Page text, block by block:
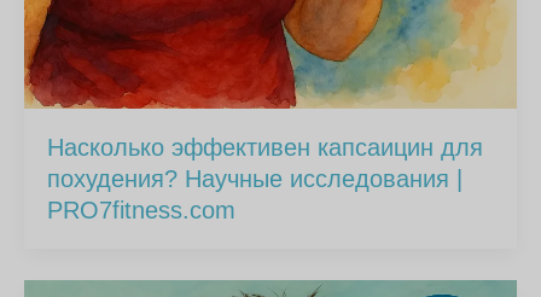
Насколько эффективен капсаицин для
похудения? Научные исследования |
PRO7fitness.com